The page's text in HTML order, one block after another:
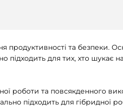
продуктивності та
підходить для тих, хто шукає
роботи та повсякденного
підходить для гібридної